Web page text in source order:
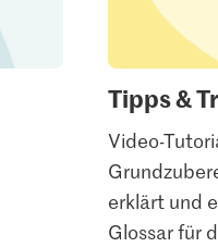
Tipps &
Video-
erklärt und
Glossar für